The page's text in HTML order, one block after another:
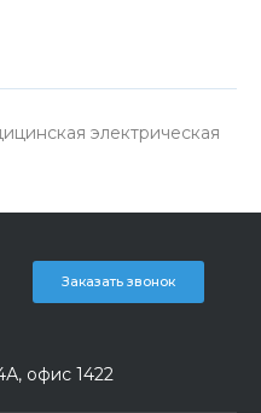
электрическая
Заказать звонок
офис 1422